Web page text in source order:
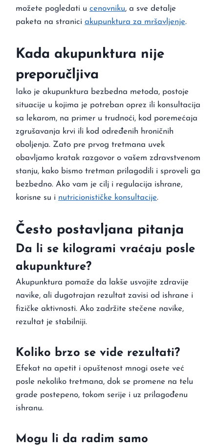
možete pogledati u cenovniku, a sve detalje
paketa na stranici akupunktura za mršavljenje.
Kada akupunktura nije
preporučljiva
Iako je akupunktura bezbedna metoda, postoje
situacije u kojima je potreban oprez ili konsultacija
sa lekarom, na primer u trudnoći, kod poremećaja
zgrušavanja krvi ili kod određenih hroničnih
oboljenja. Zato pre prvog tretmana uvek
obavljamo kratak razgovor o vašem zdravstvenom
stanju, kako bismo tretman prilagodili i sproveli ga
bezbedno. Ako vam je cilj i regulacija ishrane,
korisne su i nutricionističke konsultacije.
Često postavljana pitanja
Da li se kilogrami vraćaju posle
akupunkture?
Akupunktura pomaže da lakše usvojite zdravije
navike, ali dugotrajan rezultat zavisi od ishrane i
fizičke aktivnosti. Ako zadržite stečene navike,
rezultat je stabilniji.
Koliko brzo se vide rezultati?
Efekat na apetit i opuštenost mnogi osete već
posle nekoliko tretmana, dok se promene na telu
grade postepeno, tokom serije i uz prilagođenu
ishranu.
Mogu li da radim samo